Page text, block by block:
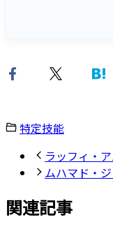
特定技能
ラッフィ・
ムハマド・
関連記事